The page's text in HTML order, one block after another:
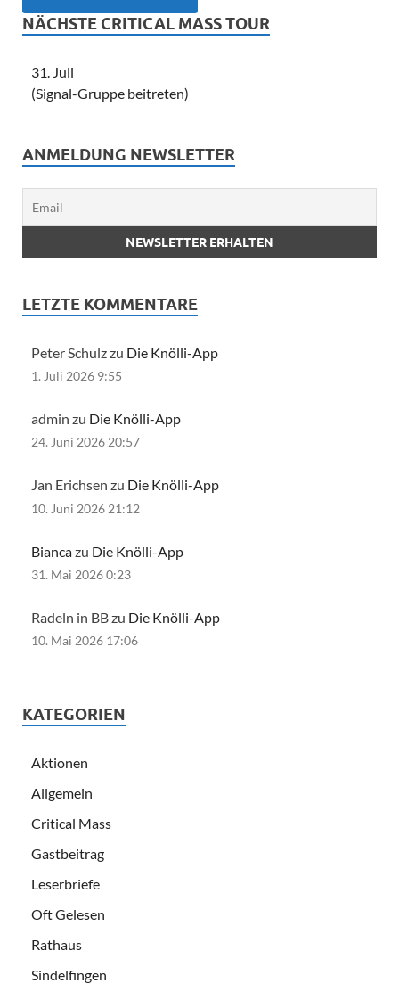
NÄCHSTE CRITICAL MASS TOUR
31. Juli
(Signal-Gruppe beitreten)
ANMELDUNG NEWSLETTER
LETZTE KOMMENTARE
Peter Schulz zu Die Knölli-App
1. Juli 2026 9:55
admin zu Die Knölli-App
24. Juni 2026 20:57
Jan Erichsen zu Die Knölli-App
10. Juni 2026 21:12
Biancazu Die Knölli-App
31. Mai 2026 0:23
Radeln in BB zu Die Knölli-App
10. Mai 2026 17:06
KATEGORIEN
Aktionen
Allgemein
Critical Mass
Gastbeitrag
Leserbriefe
Oft Gelesen
Rathaus
Sindelfingen